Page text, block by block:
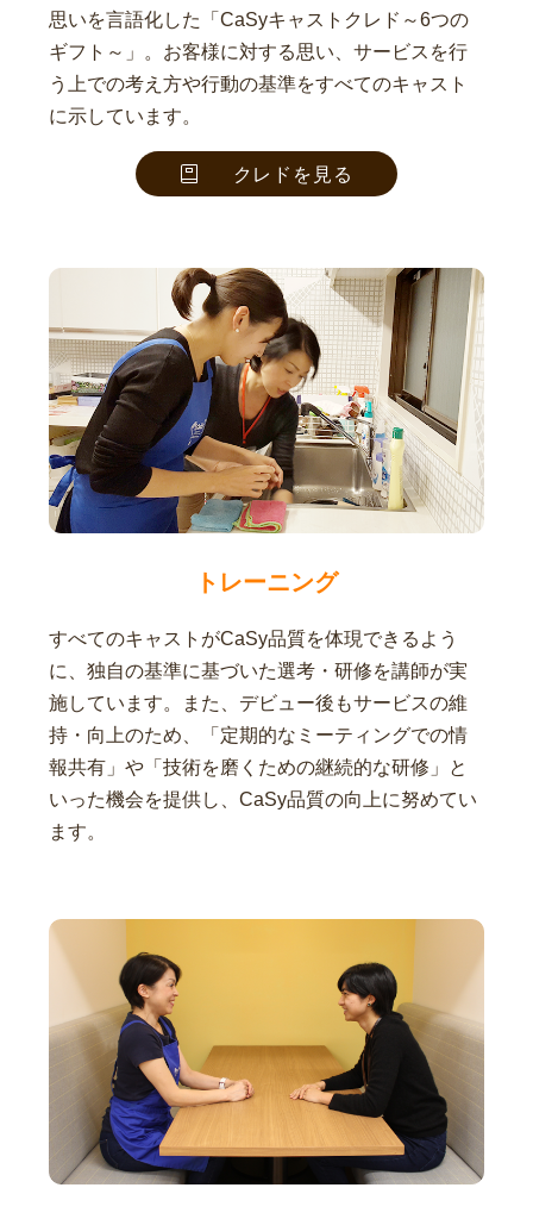
思いを言語化した「CaSyキャストクレド～6つの
ギフト～」。お客様に対する思い、サービスを行
う上での考え方や行動の基準をすべてのキャスト
に示しています。
クレドを見る
トレーニング
すべてのキャストがCaSy品質を体現できるよう
に、独自の基準に基づいた選考・研修を講師が実
施しています。また、デビュー後もサービスの維
持・向上のため、「定期的なミーティングでの情
報共有」や「技術を磨くための継続的な研修」と
いった機会を提供し、CaSy品質の向上に努めてい
ます。